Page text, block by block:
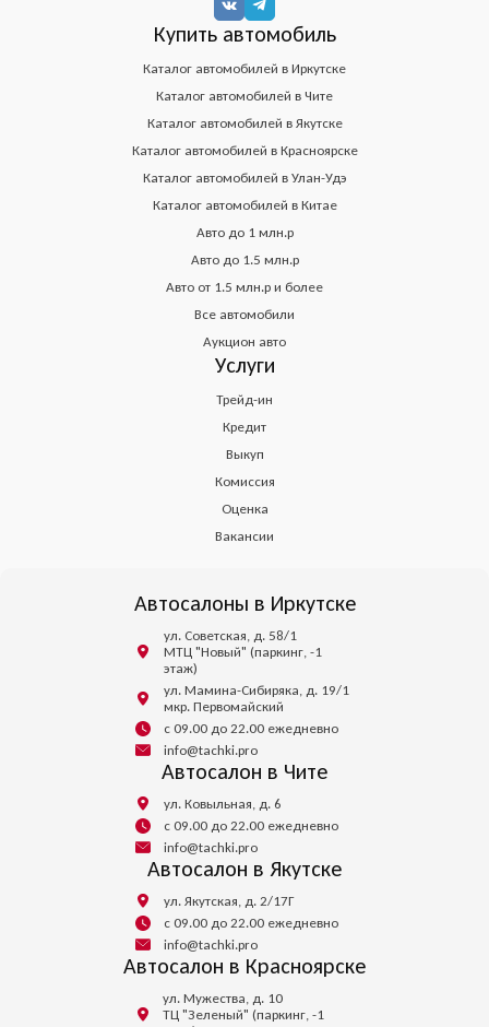
Купить автомобиль
Каталог автомобилей в Иркутске
Каталог автомобилей в Чите
Каталог автомобилей в Якутске
Каталог автомобилей в Красноярске
Каталог автомобилей в Улан-Удэ
Каталог автомобилей в Китае
Авто до 1 млн.р
Авто до 1.5 млн.р
Авто от 1.5 млн.р и более
Все автомобили
Аукцион авто
Услуги
Трейд-ин
Кредит
Выкуп
Комиссия
Оценка
Вакансии
Автосалоны в Иркутске
ул. Советская, д. 58/1
МТЦ "Новый" (паркинг, -1
этаж)
ул. Мамина-Сибиряка, д. 19/1
мкр. Первомайский
с 09.00 до 22.00 ежедневно
info@tachki.pro
Автосалон в Чите
ул. Ковыльная, д. 6
с 09.00 до 22.00 ежедневно
info@tachki.pro
Автосалон в Якутске
ул. Якутская, д. 2/17Г
с 09.00 до 22.00 ежедневно
info@tachki.pro
Автосалон в Красноярске
ул. Мужества, д. 10
ТЦ "Зеленый" (паркинг, -1